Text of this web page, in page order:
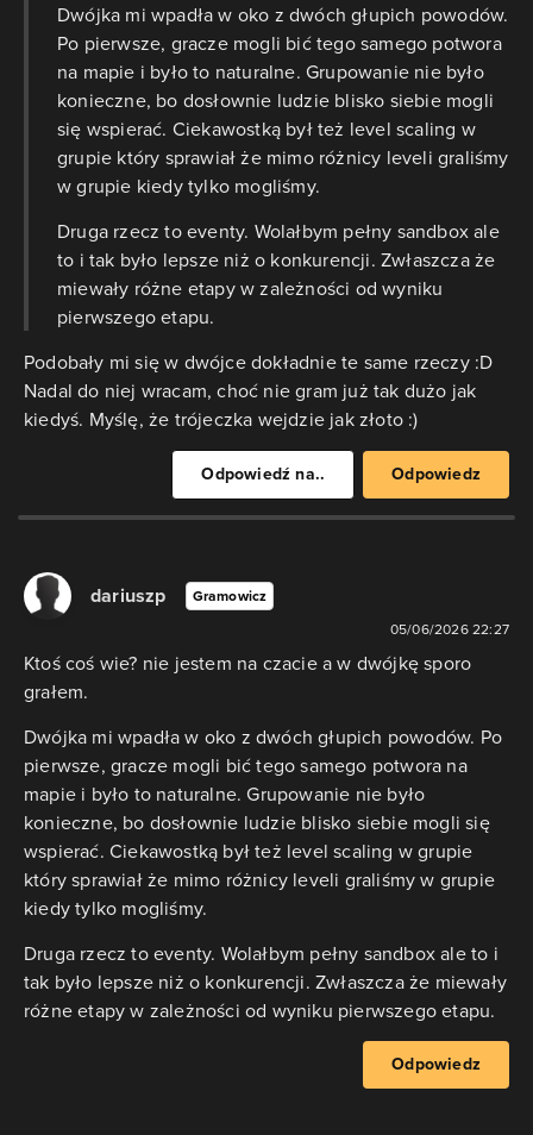
Dwójka mi wpadła w oko z dwóch głupich powodów.
Po pierwsze, gracze mogli bić tego samego potwora
na mapie i było to naturalne. Grupowanie nie było
konieczne, bo dosłownie ludzie blisko siebie mogli
się wspierać. Ciekawostką był też level scaling w
grupie który sprawiał że mimo różnicy leveli graliśmy
w grupie kiedy tylko mogliśmy.
Druga rzecz to eventy. Wolałbym pełny sandbox ale
to i tak było lepsze niż o konkurencji. Zwłaszcza że
miewały różne etapy w zależności od wyniku
pierwszego etapu.
Podobały mi się w dwójce dokładnie te same rzeczy :D
Nadal do niej wracam, choć nie gram już tak dużo jak
kiedyś. Myślę, że trójeczka wejdzie jak złoto :)
Odpowiedź na.. Odpowiedz
dariuszp Gramowicz
05/06/2026 22:27
Ktoś coś wie? nie jestem na czacie a w dwójkę sporo
grałem.
Dwójka mi wpadła w oko z dwóch głupich powodów. Po
pierwsze, gracze mogli bić tego samego potwora na
mapie i było to naturalne. Grupowanie nie było
konieczne, bo dosłownie ludzie blisko siebie mogli się
wspierać. Ciekawostką był też level scaling w grupie
który sprawiał że mimo różnicy leveli graliśmy w grupie
kiedy tylko mogliśmy.
Druga rzecz to eventy. Wolałbym pełny sandbox ale to i
tak było lepsze niż o konkurencji. Zwłaszcza że miewały
różne etapy w zależności od wyniku pierwszego etapu.
Odpowiedz